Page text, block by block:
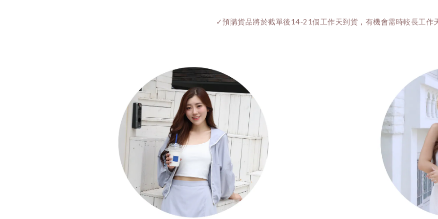
✓預購貨品將於截單後14-21個工作天到貨，有機會需時較長工作